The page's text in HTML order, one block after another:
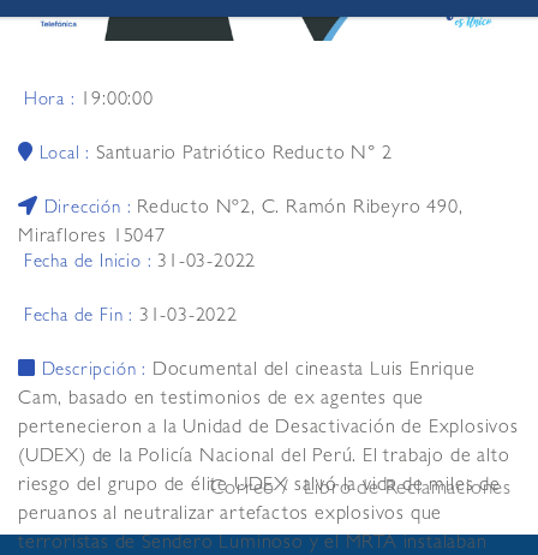
Hora : 19:00:00
Local : Santuario Patriótico Reducto N° 2
Dirección : Reducto Nº2, C. Ramón Ribeyro 490,
Miraflores 15047
Fecha de Inicio :31-03-2022
Fecha de Fin : 31-03-2022
Descripción : Documental del cineasta Luis Enrique
Cam, basado en testimonios de ex agentes que
pertenecieron a la Unidad de Desactivación de Explosivos
(UDEX) de la Policía Nacional del Perú. El trabajo de alto
riesgo del grupo de élite UDEX salvó la vida de miles de
peruanos al neutralizar artefactos explosivos que
terroristas de Sendero Luminoso y el MRTA instalaban
Correo Libro de Reclamaciones